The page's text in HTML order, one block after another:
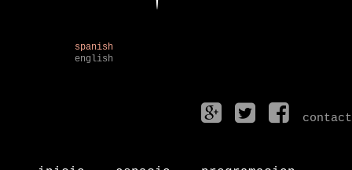
spanish
english
contact